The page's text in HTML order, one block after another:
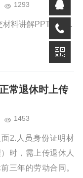
1293
料讲解PPT.pptx...
常退休时上传
1453
2.人员身份证明材
时，需上传退休人
三年的劳动合同。